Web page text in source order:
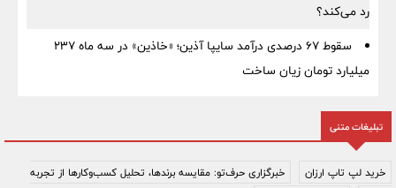
رد می‌کند؟
سقوط ۶۷ درصدی درآمد سایپا آذین؛ «خاذین» در سه ماه ۲۳۷
میلیارد تومان زیان ساخت
تبلیغات متنی
خرید لپ تاپ ارزان خبرگزاری حرف‌تو: مقایسه برندها، تحلیل کسب‌وکارها از تجربه